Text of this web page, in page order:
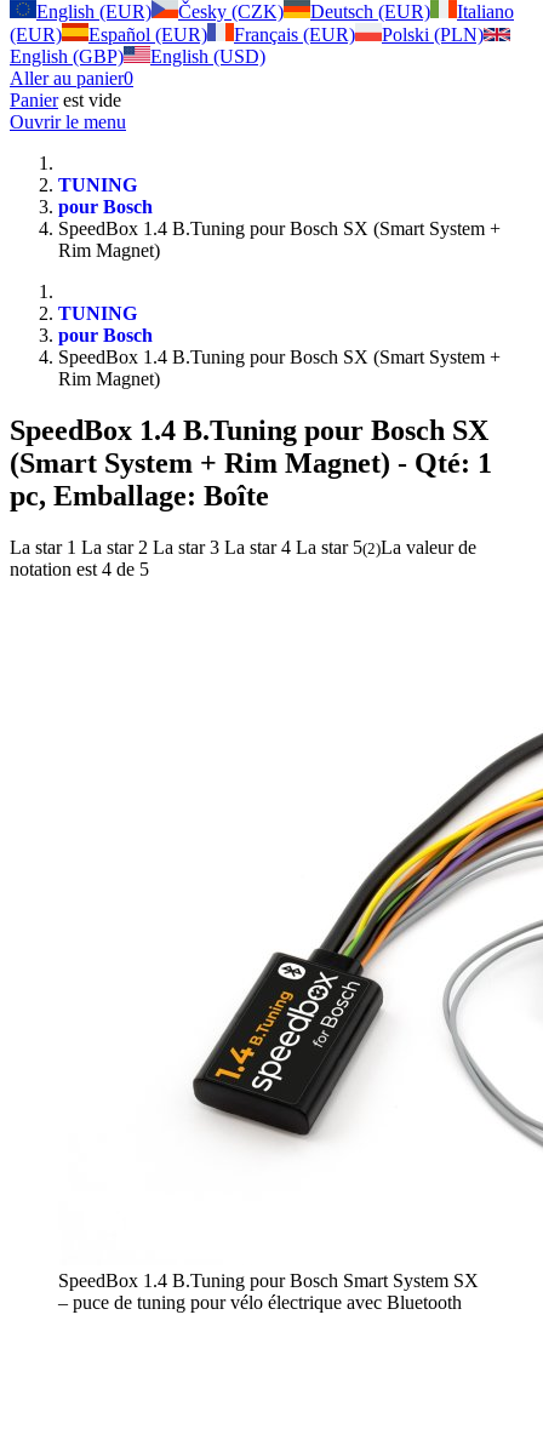
English (EUR)
Česky (CZK) Deutsch (EUR)
Italiano
(EUR)
Español (EUR) Français (EUR)
Polski (PLN)
English (GBP)
English (USD)
Aller au panier0
Panierest vide
Ouvrir le menu
TUNING
pour Bosch
SpeedBox 1.4 B.Tuning pour Bosch SX (Smart System +
Rim Magnet)
TUNING
pour Bosch
SpeedBox 1.4 B.Tuning pour Bosch SX (Smart System +
Rim Magnet)
SpeedBox 1.4 B.Tuning pour Bosch SX
(Smart System + Rim Magnet) - Qté: 1
pc, Emballage: Boîte
La star 1 La star 2 La star 3 La star 4 La star 5(2)La valeur de
notation est 4 de 5
SpeedBox 1.4 B.Tuning pour Bosch Smart System SX
– puce de tuning pour vélo électrique avec Bluetooth